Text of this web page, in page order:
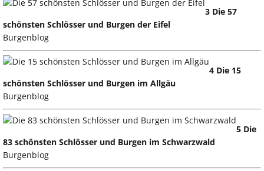
3 Die 57
schönsten Schlösser und Burgen der Eifel
Burgenblog
4 Die 15
schönsten Schlösser und Burgen im Allgäu
Burgenblog
5 Die
83 schönsten Schlösser und Burgen im Schwarzwald
Burgenblog